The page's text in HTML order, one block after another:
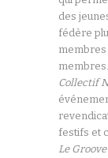
des
fédère
membres
Collectif
festifs et
Le Groove